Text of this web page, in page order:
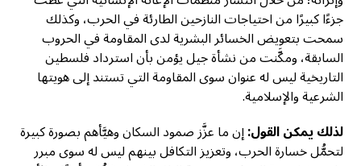
جزءًا كبيرًا من احتياجات النازحين الطارئة في الحرب، وكذلك
سمحت بتعويض الخسائر البشرية لدى المقاومة في الحروب
السابقة، ومكَّنت من نشأة جيل يؤمن بأن استرداد فلسطين
التاريخية ليس له عنوان سوى المقاومة التي تستند إلى هويتها
الشرعية والإسلامية.
لذلك يمكن القول:إن ما عزَّز صمود السكان وهيَّأهم بصورة كبيرة
لتحمُّل خسارة الحرب، وتعزيز التكافل بينهم ليس له سوى مبرر